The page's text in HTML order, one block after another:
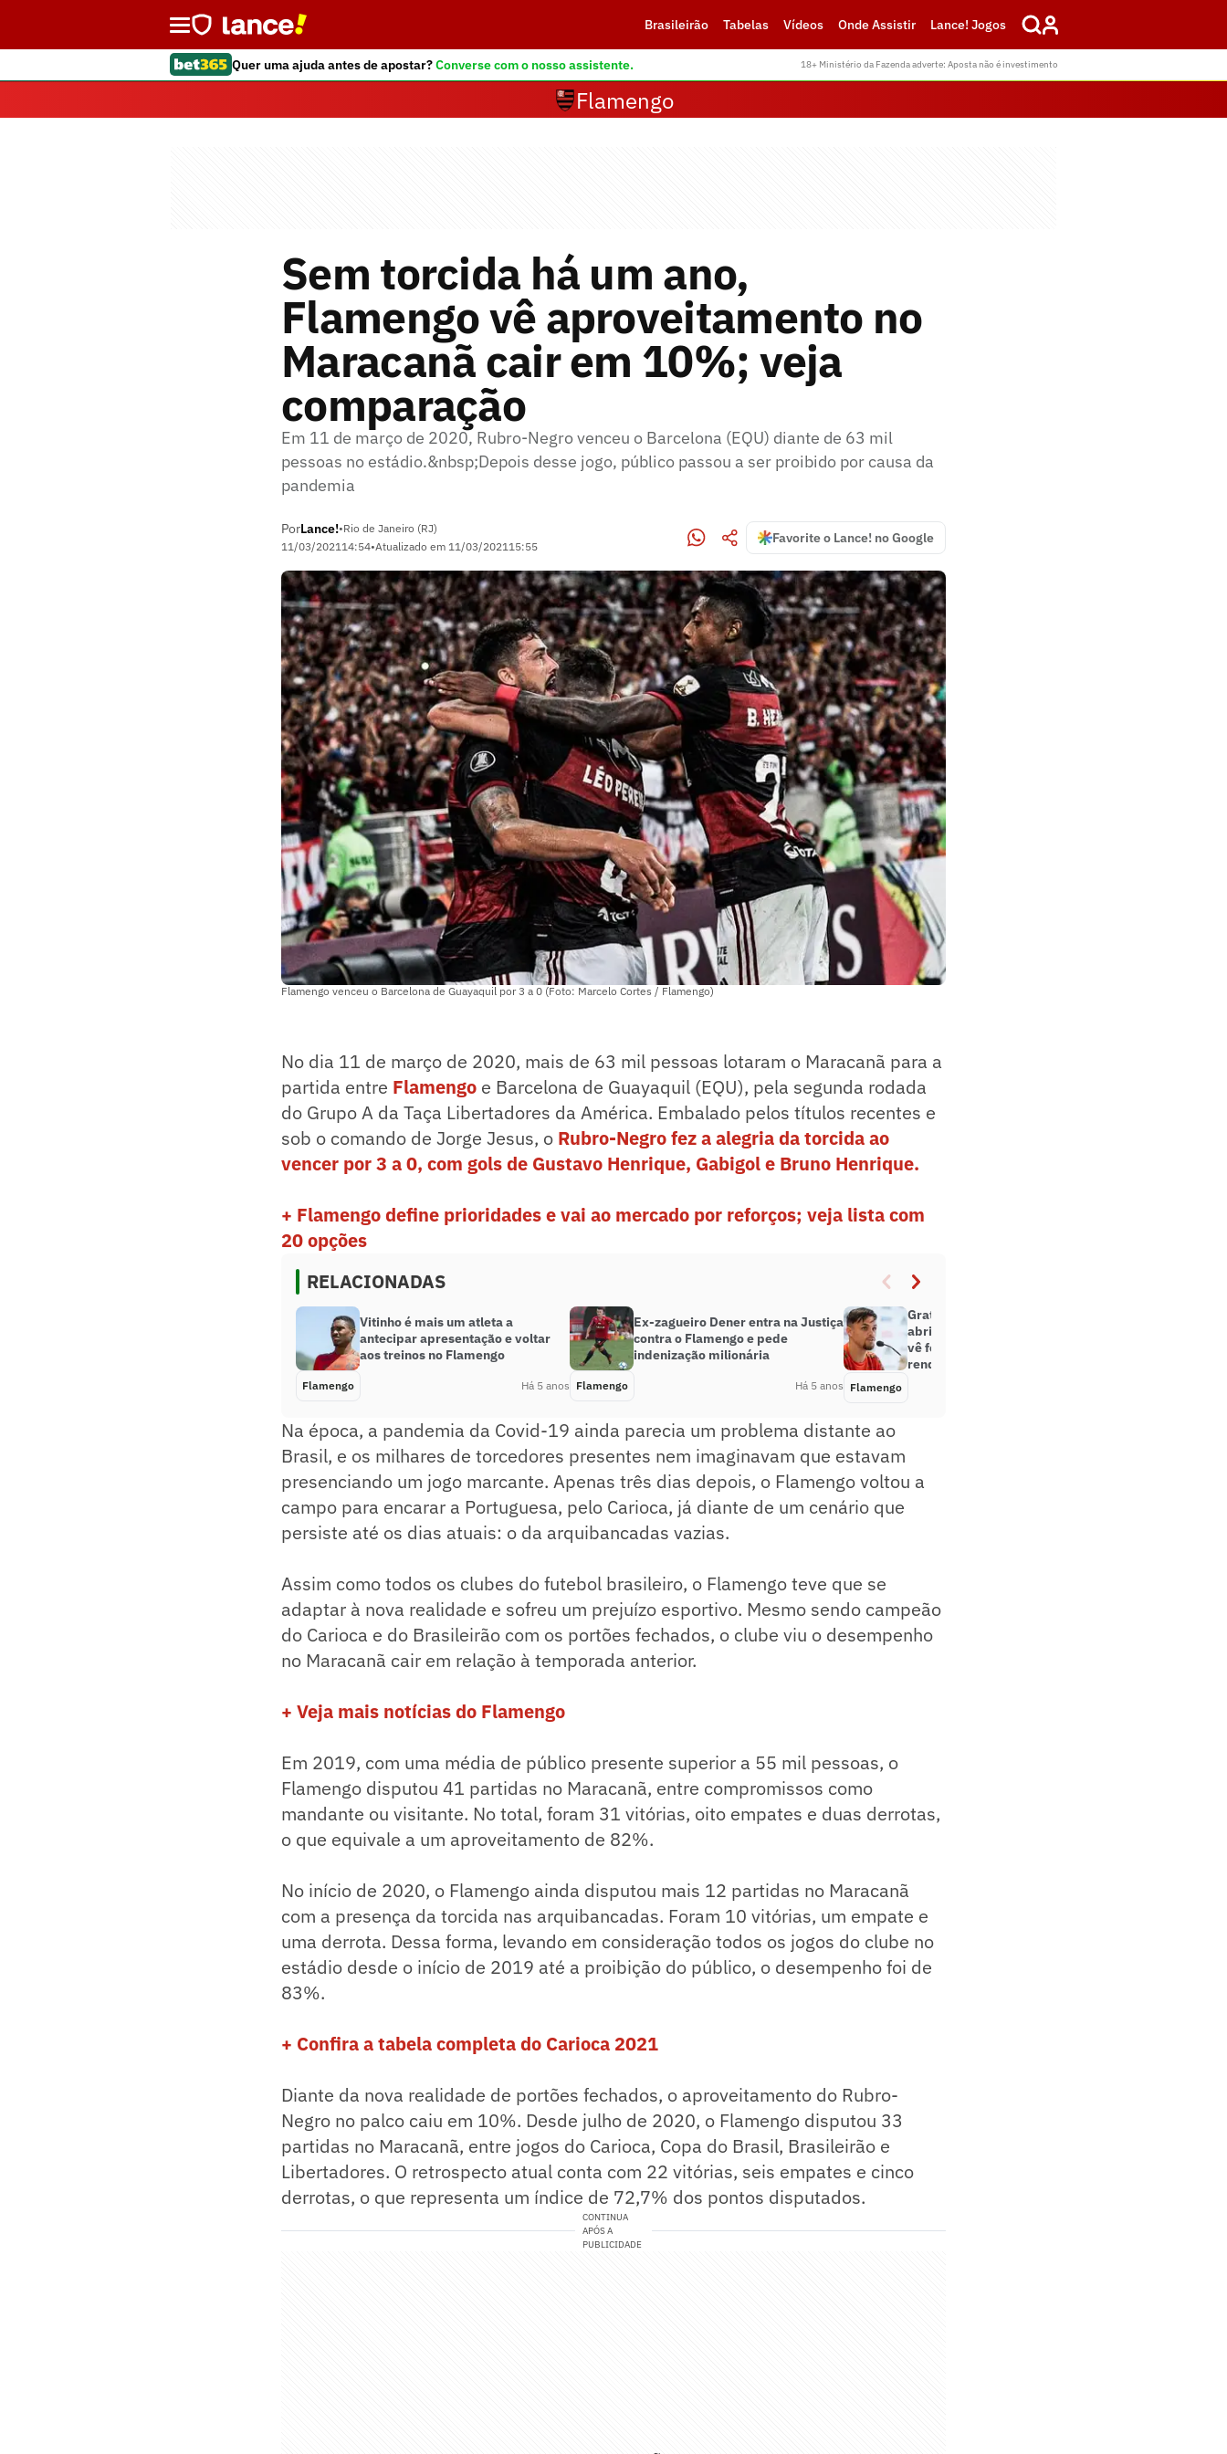
Brasileirão Tabelas Vídeos Onde Assistir Lance! Jogos
Quer uma ajuda antes de apostar?Converse com o nosso assistente. 18+ Ministério da Fazenda adverte: Aposta não é investimento
Flamengo
Sem torcida há um ano,
Flamengo vê aproveitamento no
Maracanã cair em 10%; veja
comparação
Em 11 de março de 2020, Rubro-Negro venceu o Barcelona (EQU) diante de 63 mil
pessoas no estádio.&nbsp;Depois desse jogo, público passou a ser proibido por causa da
pandemia
PorLance!•Rio de Janeiro (RJ)
11/03/202114:54•Atualizado em 11/03/202115:55
Favorite o Lance! no Google
Flamengo venceu o Barcelona de Guayaquil por 3 a 0 (Foto: Marcelo Cortes / Flamengo)
No dia 11 de março de 2020, mais de 63 mil pessoas lotaram o Maracanã para a
partida entre Flamengo e Barcelona de Guayaquil (EQU), pela segunda rodada
do Grupo A da Taça Libertadores da América. Embalado pelos títulos recentes e
sob o comando de Jorge Jesus, o Rubro-Negro fez a alegria da torcida ao
vencer por 3 a 0, com gols de Gustavo Henrique, Gabigol e Bruno Henrique.
+ Flamengo define prioridades e vai ao mercado por reforços; veja lista com
20 opções
RELACIONADAS
Vitinho é mais um atleta a
antecipar apresentação e voltar
aos treinos no Flamengo
Flamengo Há 5 anos
Ex-zagueiro Dener entra na Justiça
contra o Flamengo e pede
indenização milionária
Flamengo Há 5 anos
Grato Michael explica por que
abriu mão da lua de mel e não se
vê fora do Flamengo: ‘Espero
render mais’
Flamengo
Na época, a pandemia da Covid-19 ainda parecia um problema distante ao
Brasil, e os milhares de torcedores presentes nem imaginavam que estavam
presenciando um jogo marcante. Apenas três dias depois, o Flamengo voltou a
campo para encarar a Portuguesa, pelo Carioca, já diante de um cenário que
persiste até os dias atuais: o da arquibancadas vazias.
Assim como todos os clubes do futebol brasileiro, o Flamengo teve que se
adaptar à nova realidade e sofreu um prejuízo esportivo. Mesmo sendo campeão
do Carioca e do Brasileirão com os portões fechados, o clube viu o desempenho
no Maracanã cair em relação à temporada anterior.
+ Veja mais notícias do Flamengo
Em 2019, com uma média de público presente superior a 55 mil pessoas, o
Flamengo disputou 41 partidas no Maracanã, entre compromissos como
mandante ou visitante. No total, foram 31 vitórias, oito empates e duas derrotas,
o que equivale a um aproveitamento de 82%.
No início de 2020, o Flamengo ainda disputou mais 12 partidas no Maracanã
com a presença da torcida nas arquibancadas. Foram 10 vitórias, um empate e
uma derrota. Dessa forma, levando em consideração todos os jogos do clube no
estádio desde o início de 2019 até a proibição do público, o desempenho foi de
83%.
+ Confira a tabela completa do Carioca 2021
Diante da nova realidade de portões fechados, o aproveitamento do Rubro-
Negro no palco caiu em 10%. Desde julho de 2020, o Flamengo disputou 33
partidas no Maracanã, entre jogos do Carioca, Copa do Brasil, Brasileirão e
Libertadores. O retrospecto atual conta com 22 vitórias, seis empates e cinco
derrotas, o que representa um índice de 72,7% dos pontos disputados.
CONTINUA
APÓS A
PUBLICIDADE